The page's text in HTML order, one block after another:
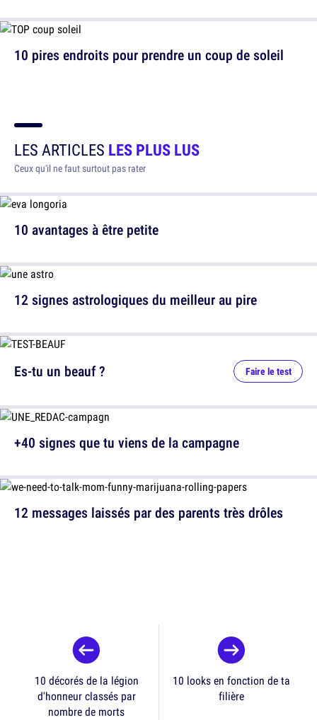
10 pires endroits pour prendre un coup de soleil
LES ARTICLES LES PLUS LUS
Ceux qu'il ne faut surtout pas rater
10 avantages à être petite
12 signes astrologiques du meilleur au pire
12 messages laissés par des parents très drôles
Es-tu un beauf ? Faire le test
+40 signes que tu viens de la campagne
10 décorés de la légion
d'honneur classés par
nombre de morts
10 looks en fonction de ta
filière